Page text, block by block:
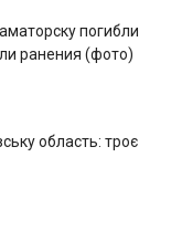
погибли
ранения (фото)
область: троє